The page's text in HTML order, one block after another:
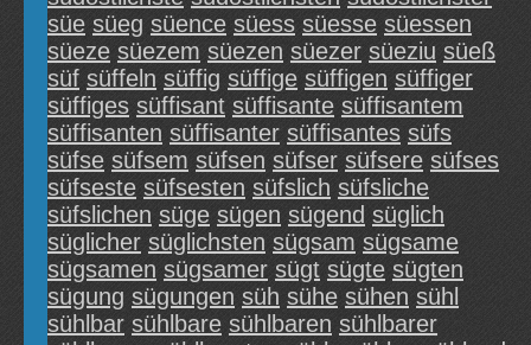
süe süeg süence süess süesse süessen
süeze süezem süezen süezer süeziu süeß
süf süffeln süffig süffige süffigen süffiger
süffiges süffisant süffisante süffisantem
süffisanten süffisanter süffisantes süfs
süfse süfsem süfsen süfser süfsere süfses
süfseste süfsesten süfslich süfsliche
süfslichen süge sügen sügend süglich
süglicher süglichsten sügsam sügsame
sügsamen sügsamer sügt sügte sügten
sügung sügungen süh sühe sühen sühl
sühlbar sühlbare sühlbaren sühlbarer